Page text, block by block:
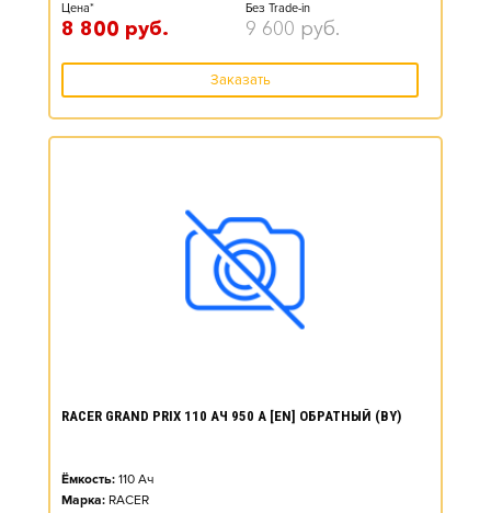
Цена*
8 800 руб.
Без Trade-in
9 600 руб.
Заказать
RACER GRAND PRIX 110 АЧ 950 А [EN] ОБРАТНЫЙ (BY)
Ёмкость: 110 Ач
Марка: RACER